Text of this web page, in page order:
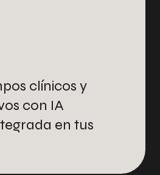
clínicos y
con IA
en tus